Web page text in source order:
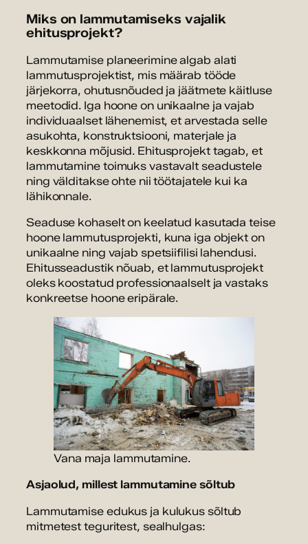
Miks on lammutamiseks vajalik
ehitusprojekt?
Lammutamise planeerimine algab alati
lammutusprojektist, mis määrab tööde
järjekorra, ohutusnõuded ja jäätmete käitluse
meetodid. Iga hoone on unikaalne ja vajab
individuaalset lähenemist, et arvestada selle
asukohta, konstruktsiooni, materjale ja
keskkonna mõjusid. Ehitusprojekt tagab, et
lammutamine toimuks vastavalt seadustele
ning välditakse ohte nii töötajatele kui ka
lähikonnale.
Seaduse kohaselt on keelatud kasutada teise
hoone lammutusprojekti, kuna iga objekt on
unikaalne ning vajab spetsiifilisi lahendusi.
Ehitusseadustik nõuab, et lammutusprojekt
oleks koostatud professionaalselt ja vastaks
konkreetse hoone eripärale.
Vana maja lammutamine.
Asjaolud, millest lammutamine sõltub
Lammutamise edukus ja kulukus sõltub
mitmetest teguritest, sealhulgas: